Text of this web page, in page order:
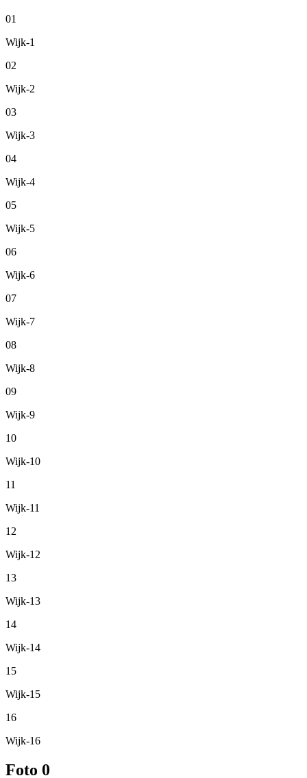
01
Wijk-1
02
Wijk-2
03
Wijk-3
04
Wijk-4
05
Wijk-5
06
Wijk-6
07
Wijk-7
08
Wijk-8
09
Wijk-9
10
Wijk-10
11
Wijk-11
12
Wijk-12
13
Wijk-13
14
Wijk-14
15
Wijk-15
16
Wijk-16
Foto 0